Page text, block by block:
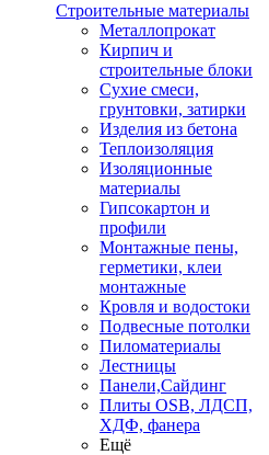
Строительные материалы
Металлопрокат
Кирпич и
строительные блоки
Сухие смеси,
грунтовки, затирки
Изделия из бетона
Теплоизоляция
Изоляционные
материалы
Гипсокартон и
профили
Монтажные пены,
герметики, клеи
монтажные
Кровля и водостоки
Подвесные потолки
Пиломатериалы
Лестницы
Панели,Сайдинг
Плиты OSB, ЛДСП,
ХДФ, фанера
Ещё